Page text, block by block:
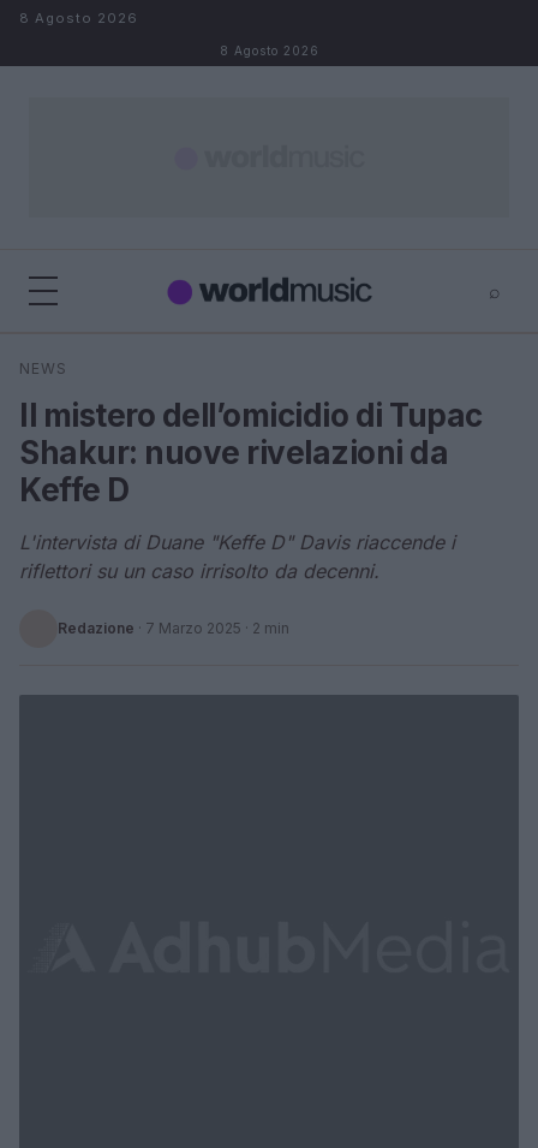
Salta al contenuto
8 Agosto 2026
8 Agosto 2026
⌕
Cerca
NEWS
Il mistero dell’omicidio di Tupac
Shakur: nuove rivelazioni da
Keffe D
L'intervista di Duane "Keffe D" Davis riaccende i
riflettori su un caso irrisolto da decenni.
Redazione · 7 Marzo 2025 · 2 min